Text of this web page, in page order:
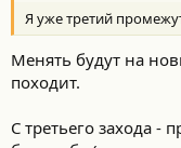
Я уже третий
Менять будут на
походит.
С третьего захода -